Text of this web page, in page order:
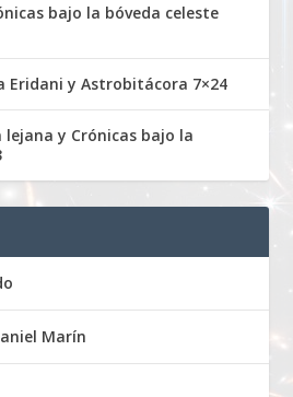
bajo la bóveda celeste
Eridani y Astrobitácora 7×24
y Crónicas bajo la
Marín